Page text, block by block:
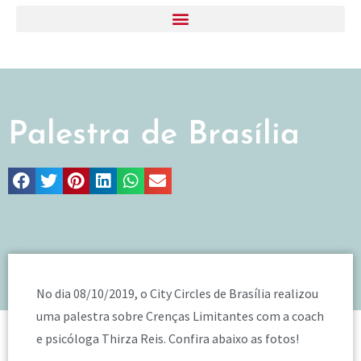
Palestra de Brasília
No dia 08/10/2019, o City Circles de Brasília realizou
uma palestra sobre Crenças Limitantes com a coach
e psicóloga Thirza Reis. Confira abaixo as fotos!